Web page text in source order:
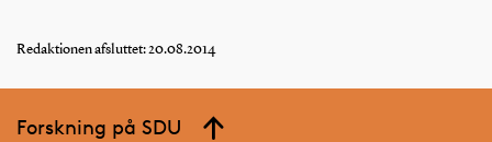
Redaktionen afsluttet: 20.08.2014
Forskning på SDU